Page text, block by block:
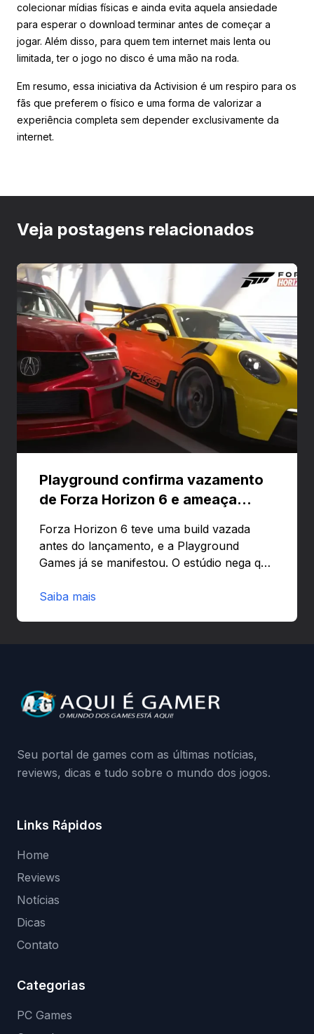
colecionar mídias físicas e ainda evita aquela ansiedade
para esperar o download terminar antes de começar a
jogar. Além disso, para quem tem internet mais lenta ou
limitada, ter o jogo no disco é uma mão na roda.
Em resumo, essa iniciativa da Activision é um respiro para os
fãs que preferem o físico e uma forma de valorizar a
experiência completa sem depender exclusivamente da
internet.
Veja postagens relacionados
Playground confirma vazamento
de Forza Horizon 6 e ameaça
Forza Horizon 6 teve uma build vazada
antes do lançamento, e a Playground
Games já se manifestou. O estúdio nega que
preload e avisa que quem usar versões não
da Playground: negação do preload,
medidas contra acessos não autorizados
Saiba mais
Seu portal de games com as últimas notícias,
reviews, dicas e tudo sobre o mundo dos jogos.
Links Rápidos
Home
Reviews
Notícias
Dicas
Contato
Categorias
PC Games